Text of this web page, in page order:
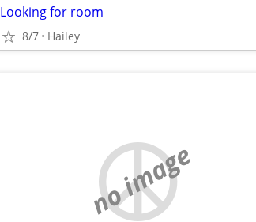
Looking for room
8/7 Hailey
no image